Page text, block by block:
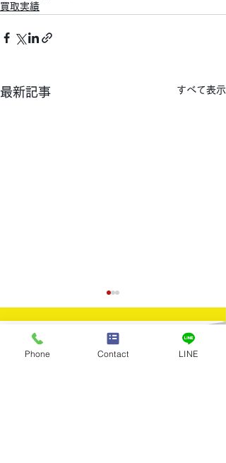
買取実績
最新記事 すべて表示
Contact
Phone Contact LINE